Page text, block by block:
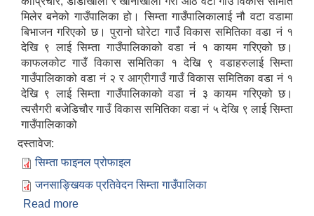
मिलेर बनेको गाउँपालिका हो। सिम्ता गाउँपालिकालाई नौ वटा वडामा
बिभाजन गरिएको छ। पुरानो घोरेटा गाउँ विकास समितिका वडा नं १
देखि ९ लाई सिम्ता गाउँपालिकाको वडा नं १ कायम गरिएको छ।
काफलकोट गाउँ विकास समितिका १ देखि ९ वडाहरुलाई सिम्ता
गाउँपालिकाको वडा नं २ र आग्रीगाउँ गाउँ विकास समितिका वडा नं १
देखि ९ लाई सिम्ता गाउँपालिकाको वडा नं ३ कायम गरिएको छ।
त्यसैगरी बजेडिचौर गाउँ विकास समितिका वडा नं ५ देखि ९ लाई सिम्ता
गाउँपालिकाको
दस्तावेज:
सिम्ता फाइनल प्रोफाइल
जनसाङ्खियक प्रतिवेदन सिम्ता गाउँपालिका
Read more